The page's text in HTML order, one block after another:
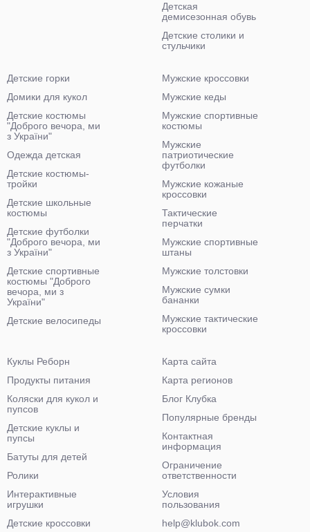
Детская
демисезонная обувь
Детские столики и
стульчики
Детские горки
Домики для кукол
Детские костюмы
"Доброго вечора, ми
з України"
Одежда детская
Детские костюмы-
тройки
Детские школьные
костюмы
Детские футболки
"Доброго вечора, ми
з України"
Детские спортивные
костюмы "Доброго
вечора, ми з
України"
Детские велосипеды
Мужские кроссовки
Мужские кеды
Мужские спортивные
костюмы
Мужские
патриотические
футболки
Мужские кожаные
кроссовки
Тактические
перчатки
Мужские спортивные
штаны
Мужские толстовки
Мужские сумки
бананки
Мужские тактические
кроссовки
Куклы Реборн
Продукты питания
Коляски для кукол и
пупсов
Детские куклы и
пупсы
Батуты для детей
Ролики
Интерактивные
игрушки
Детские кроссовки
Карта сайта
Карта регионов
Блог Клубка
Популярные бренды
Контактная
информация
Ограничение
ответственности
Условия
пользования
help@klubok.com